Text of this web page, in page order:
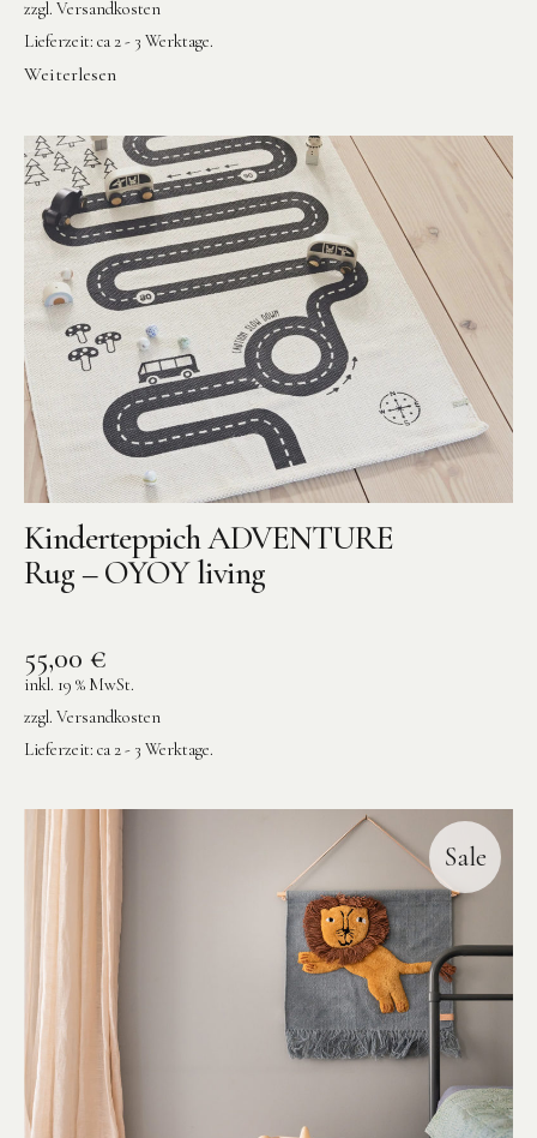
zzgl. Versandkosten
Lieferzeit: ca 2 - 3 Werktage.
Weiterlesen
Kinderteppich ADVENTURE
Rug – OYOY living
55,00 €
inkl. 19 % MwSt.
zzgl. Versandkosten
Lieferzeit: ca 2 - 3 Werktage.
Sale